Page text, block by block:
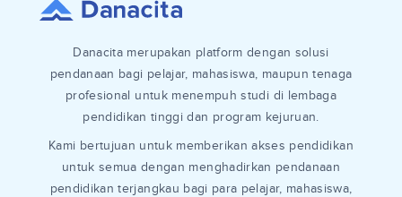
Danacita merupakan platform dengan solusi
pendanaan bagi pelajar, mahasiswa, maupun tenaga
profesional untuk menempuh studi di lembaga
pendidikan tinggi dan program kejuruan.
Kami bertujuan untuk memberikan akses pendidikan
untuk semua dengan menghadirkan pendanaan
pendidikan terjangkau bagi para pelajar, mahasiswa,